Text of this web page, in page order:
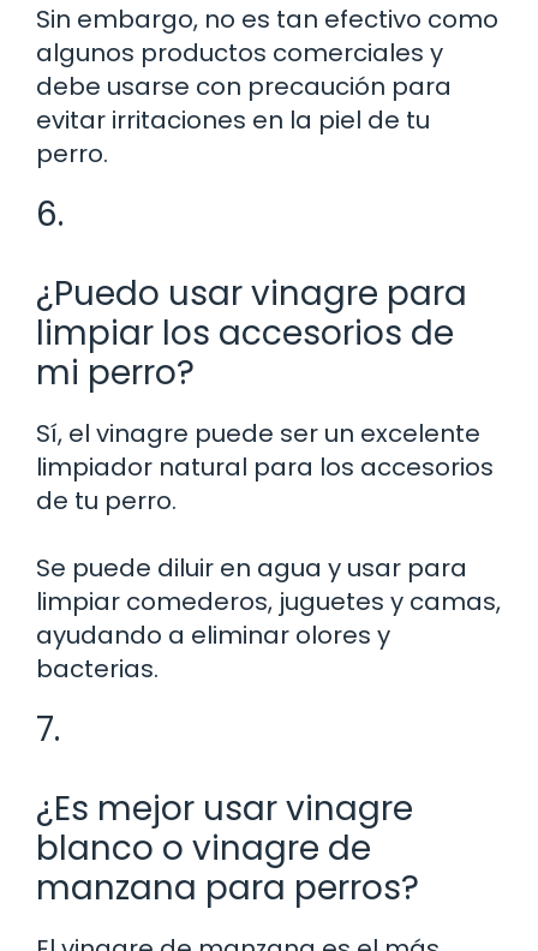
Sin embargo, no es tan efectivo como
algunos productos comerciales y
debe usarse con precaución para
evitar irritaciones en la piel de tu
perro.
6.
¿Puedo usar vinagre para
limpiar los accesorios de
mi perro?
Sí, el vinagre puede ser un excelente
limpiador natural para los accesorios
de tu perro.
Se puede diluir en agua y usar para
limpiar comederos, juguetes y camas,
ayudando a eliminar olores y
bacterias.
7.
¿Es mejor usar vinagre
blanco o vinagre de
manzana para perros?